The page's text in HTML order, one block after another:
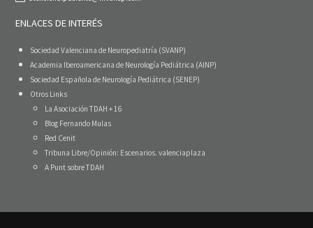
ENLACES DE INTERÉS
Sociedad Valenciana de Neuropediatría (SVANP)
Academia Iberoamericana de Neurología Pediátrica (AINP)
Sociedad Española de Neurología Pediátrica (SENEP)
Otros Links
La Asociación TDAH + 16
Blog Fernando Mulas
Red Cenit
Tribuna Libre/Opinión: Escenarios. valenciaplaza
A Punt sobre TDAH